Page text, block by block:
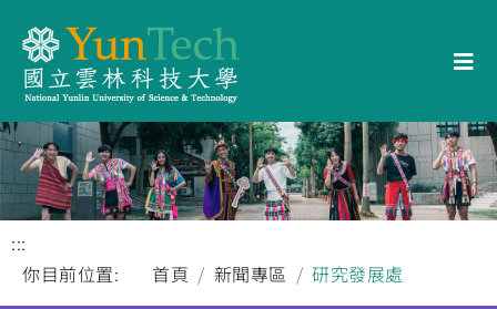
:::
你目前位置:
首頁 新聞專區 研究發展處